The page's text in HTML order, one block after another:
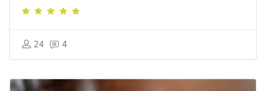
24 4